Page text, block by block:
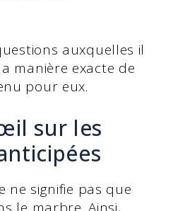
auxquelles il
manière exacte de
pour eux.
sur les
ne signifie pas que